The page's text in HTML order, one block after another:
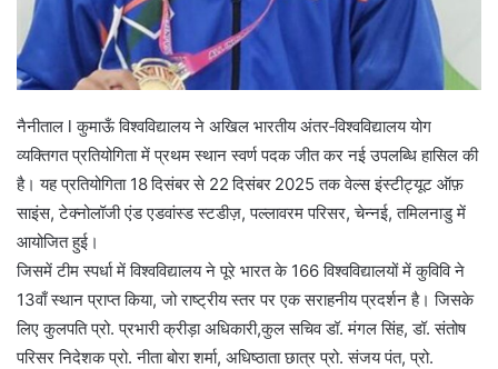
नैनीताल l कुमाऊँ विश्वविद्यालय ने अखिल भारतीय अंतर‑विश्वविद्यालय योग
व्यक्तिगत प्रतियोगिता में प्रथम स्थान स्वर्ण पदक जीत कर नई उपलब्धि हासिल की
है। यह प्रतियोगिता 18 दिसंबर से 22 दिसंबर 2025 तक वेल्स इंस्टीट्यूट ऑफ़
साइंस, टेक्नोलॉजी एंड एडवांस्ड स्टडीज़, पल्लावरम परिसर, चेन्नई, तमिलनाडु में
आयोजित हुई।
जिसमें टीम स्पर्धा में विश्वविद्यालय ने पूरे भारत के 166 विश्वविद्यालयों में कुविवि ने
13वाँ स्थान प्राप्त किया, जो राष्ट्रीय स्तर पर एक सराहनीय प्रदर्शन है। जिसके
लिए कुलपति प्रो. प्रभारी क्रीड़ा अधिकारी,कुल सचिव डॉ. मंगल सिंह, डॉ. संतोष
परिसर निदेशक प्रो. नीता बोरा शर्मा, अधिष्ठाता छात्र प्रो. संजय पंत, प्रो.